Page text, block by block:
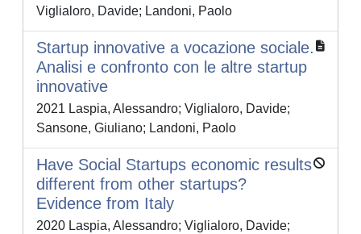
Viglialoro, Davide; Landoni, Paolo
Startup innovative a vocazione sociale.
Analisi e confronto con le altre startup
innovative
2021 Laspia, Alessandro; Viglialoro, Davide;
Sansone, Giuliano; Landoni, Paolo
Have Social Startups economic results
different from other startups?
Evidence from Italy
2020 Laspia, Alessandro; Viglialoro, Davide;